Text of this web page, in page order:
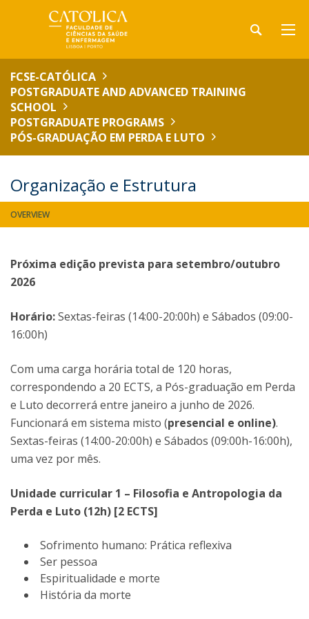
FCSE-CATÓLICA
POSTGRADUATE AND ADVANCED TRAINING
SCHOOL
POSTGRADUATE PROGRAMS
PÓS-GRADUAÇÃO EM PERDA E LUTO
Organização e Estrutura
OVERVIEW
Próxima edição prevista para setembro/outubro
2026
Horário:Sextas-feiras (14:00-20:00h) e Sábados (09:00-
16:00h)
Com uma carga horária total de 120 horas,
correspondendo a 20 ECTS, a Pós-graduação em Perda
e Luto decorrerá entre janeiro a junho de 2026.
Funcionará em sistema misto (presencial e online).
Sextas-feiras (14:00-20:00h) e Sábados (09:00h-16:00h),
uma vez por mês.
Unidade curricular 1 – Filosofia e Antropologia da
Perda e Luto (12h) [2 ECTS]
Sofrimento humano: Prática reflexiva
Ser pessoa
Espiritualidade e morte
História da morte